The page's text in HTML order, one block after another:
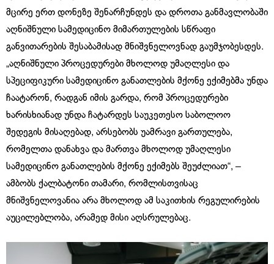
მცირე ერთ დონეზე შენარჩუნდეს და დროთა განმავლობაში
აღნიშნული სამედიცინო მიმართულების სწრაფი
განვითარების შესაბამისად მნიშვნელოვნად გაუმჯობესდეს.
„აღნიშნული პროცედურები მხოლოდ უმაღლესი და
სპეციფიკური სამედიცინო განათლების მქონე ექიმებმა უნდა
ჩაატარონ, რადგან იმის გარდა, რომ პროცედურები
ხარისხიანად უნდა ჩატარდეს საუკეთესო საბოლოო
შედეგის მისაღებად, არსებობს უამრავი გართულება,
რომელთა დანახვა და მართვა მხოლოდ უმაღლესი
სამედიცინო განათლების მქონე ექიმებს შეუძლიათ“, –
ამბობს ქალბატონი თამარი, რომლისთვისაც
მნიშვნელოვანია არა მხოლოდ ამ საკითხის რეგულირების
აუცილებლობა, არამედ მისი აღსრულებაც.